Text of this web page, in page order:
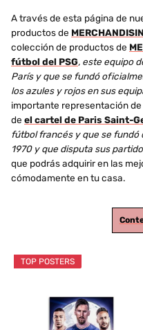
A través de esta página de
productos de
colección de productos de
fútbol del PSG, este equipo
París y que se fundó
los azules y rojos en sus
importante representación
de el cartel de Paris Saint-
fútbol francés y que se fundó
1970 y que disputa sus
que podrás adquirir en las
cómodamente en tu casa.
TOP POSTERS